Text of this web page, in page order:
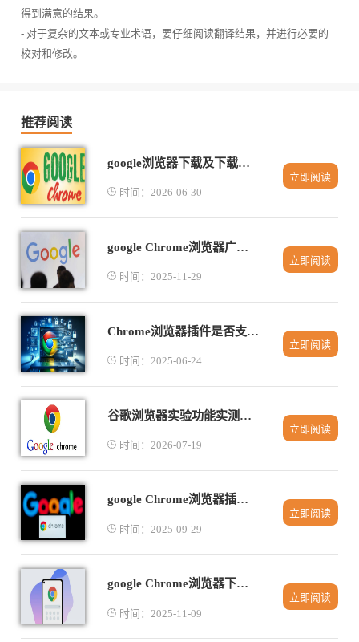
得到满意的结果。
- 对于复杂的文本或专业术语，要仔细阅读翻译结果，并进行必要的
校对和修改。
推荐阅读
google浏览器下载及下载失败修复与优化教程
时间：2026-06-30
立即阅读
google Chrome浏览器广告拦截效率分析
时间：2025-11-29
立即阅读
Chrome浏览器插件是否支持网页数据导出
时间：2025-06-24
立即阅读
谷歌浏览器实验功能实测操作技巧分享
时间：2026-07-19
立即阅读
google Chrome浏览器插件兼容性测试结果
时间：2025-09-29
立即阅读
google Chrome浏览器下载完成后插件批量卸载与更新
时间：2025-11-09
立即阅读